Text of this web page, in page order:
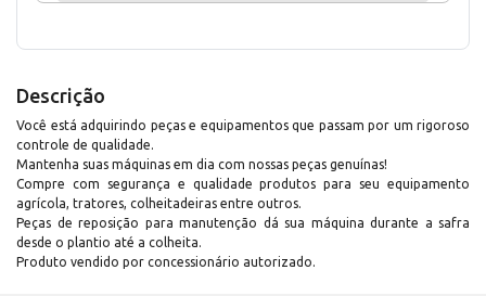
Descrição
Você está adquirindo peças e equipamentos que passam por um rigoroso
controle de qualidade.
Mantenha suas máquinas em dia com nossas peças genuínas!
Compre com segurança e qualidade produtos para seu equipamento
agrícola, tratores, colheitadeiras entre outros.
Peças de reposição para manutenção dá sua máquina durante a safra
desde o plantio até a colheita.
Produto vendido por concessionário autorizado.